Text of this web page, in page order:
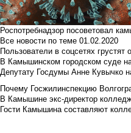
Роспотребнадзор посоветовал
Все новости по теме 01.02.2020
Пользователи в соцсетях
В Камышинском городском суде
Депутату Госдумы Анне Кувычко
Почему Госжилинспекцию
В Камышине экс-директор
Гости Камышина составляют